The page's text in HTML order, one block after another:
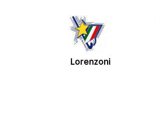
Lorenzoni